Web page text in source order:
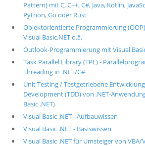
Pattern) mit C, C++, C#, Java, Kotlin,
Python, Go oder Rust
Objektorientierte Programmierung (OOP)
Visual Basic.NET o.ä.
Outlook-Programmierung mit Visual
Task Parallel Library (TPL) -
Threading in .NET/C#
Unit Testing / Testgetriebene
Development (TDD) von .NET-
Basic .NET)
Visual Basic .NET - Aufbauwissen
Visual Basic .NET - Basiswissen
Visual Basic .NET für Umsteiger von VBA/